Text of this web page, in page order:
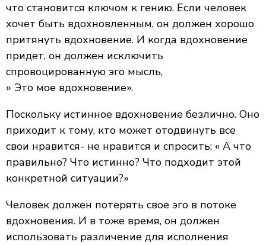
что становится ключом к гению. Если человек
хочет быть вдохновленным, он должен хорошо
притянуть вдохновение. И когда вдохновение
придет, он должен исключить
спровоцированную эго мысль,
» Это мое вдохновение».
Поскольку истинное вдохновение безлично. Оно
приходит к тому, кто может отодвинуть все
свои нравится- не нравится и спросить: « А что
правильно? Что истинно? Что подходит этой
конкретной ситуации?»
Человек должен потерять свое эго в потоке
вдохновения. И в тоже время, он должен
использовать различение для исполнения